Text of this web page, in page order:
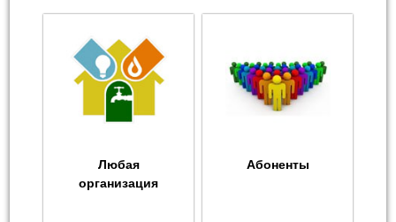
Любая
организация
Абоненты